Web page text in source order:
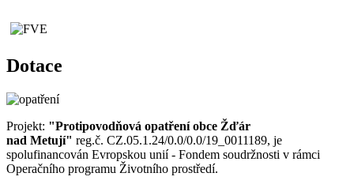
Dotace
Projekt: "Protipovodňová opatření obce Žďár
nad Metují" reg.č. CZ.05.1.24/0.0/0.0/19_0011189, je
spolufinancován Evropskou unií - Fondem soudržnosti v rámci
Operačního programu Životního prostředí.